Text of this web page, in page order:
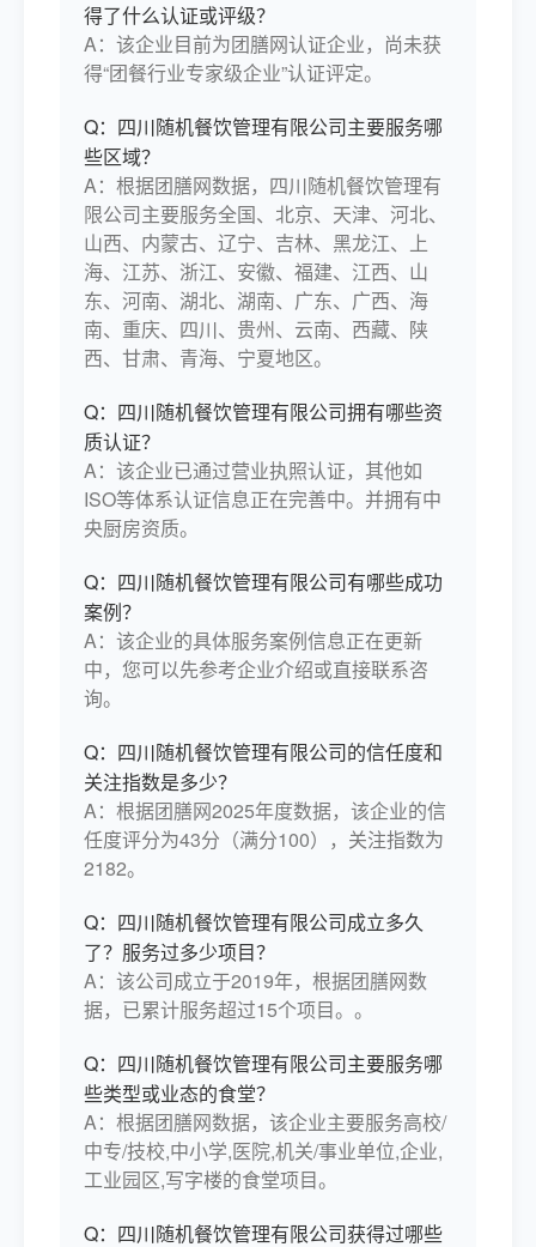
得了什么认证或评级？
A：该企业目前为团膳网认证企业，尚未获
得“团餐行业专家级企业”认证评定。
Q：四川随机餐饮管理有限公司主要服务哪
些区域？
A：根据团膳网数据，四川随机餐饮管理有
限公司主要服务全国、北京、天津、河北、
山西、内蒙古、辽宁、吉林、黑龙江、上
海、江苏、浙江、安徽、福建、江西、山
东、河南、湖北、湖南、广东、广西、海
南、重庆、四川、贵州、云南、西藏、陕
西、甘肃、青海、宁夏地区。
Q：四川随机餐饮管理有限公司拥有哪些资
质认证？
A：该企业已通过营业执照认证，其他如
ISO等体系认证信息正在完善中。并拥有中
央厨房资质。
Q：四川随机餐饮管理有限公司有哪些成功
案例？
A：该企业的具体服务案例信息正在更新
中，您可以先参考企业介绍或直接联系咨
询。
Q：四川随机餐饮管理有限公司的信任度和
关注指数是多少？
A：根据团膳网2025年度数据，该企业的信
任度评分为43分（满分100），关注指数为
2182。
Q：四川随机餐饮管理有限公司成立多久
了？服务过多少项目？
A：该公司成立于2019年，根据团膳网数
据，已累计服务超过15个项目。。
Q：四川随机餐饮管理有限公司主要服务哪
些类型或业态的食堂？
A：根据团膳网数据，该企业主要服务高校/
中专/技校,中小学,医院,机关/事业单位,企业,
工业园区,写字楼的食堂项目。
Q：四川随机餐饮管理有限公司获得过哪些